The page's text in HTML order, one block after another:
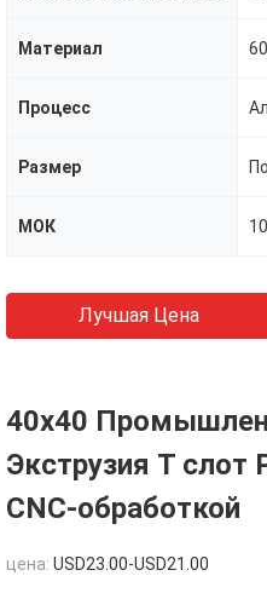
Материал
Процесс
Размер
МОК
Лучшая Цена
40x40
Экструзия T слот
CNC-обработкой
цена: USD23.00-USD21.00